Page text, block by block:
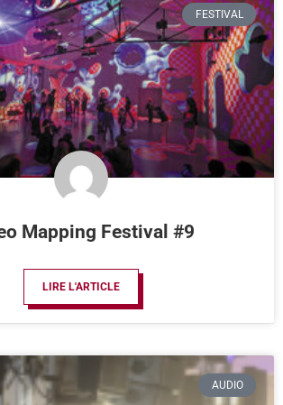
FESTIVAL
Mapping Festival #9
LIRE L'ARTICLE
AUDIO